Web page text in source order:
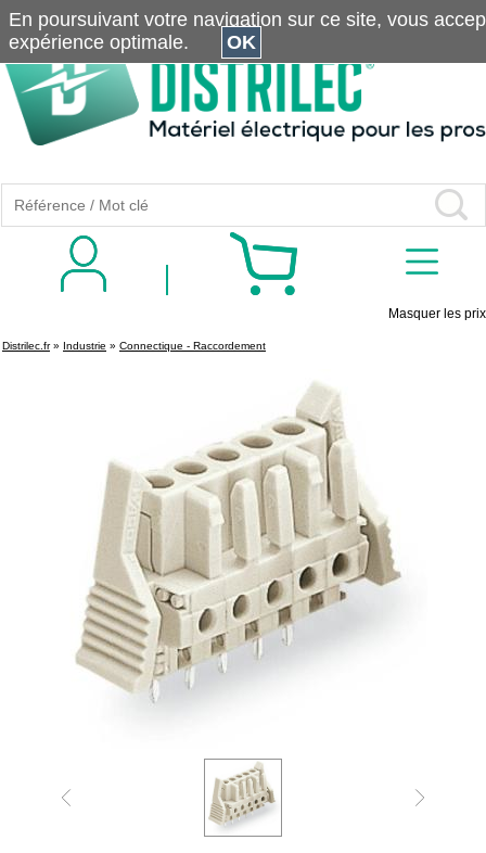
Masquer les prix
Distrilec.fr» Industrie » Connectique - Raccordement
En poursuivant votre navigation sur ce site, vous
expérience optimale.
OK